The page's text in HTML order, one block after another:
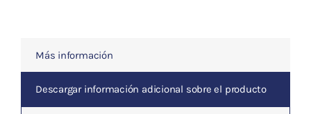
DAN
cantidad
Más información
Descargar información adicional sobre el producto